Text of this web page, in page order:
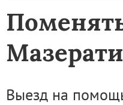
Мазерати
Выезд на